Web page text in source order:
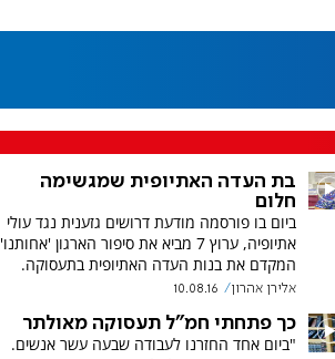
בת העדה האתיופית שמגשימה
חלום
ביום בו פורסמה מודעת דרושים גזענית נגד עולי
אתיופיה, ערוץ 7 מביא את סיפור הארגון 'אחותנו'
המקדם את בנות העדה האתיופית בתעסוקה.
אלירן אהרון 10.08.16
כך פתחתי חמ"ל תעסוקה מאולתר
"ביום אחד החזרנו לעבודה שבעה עשר אנשים.